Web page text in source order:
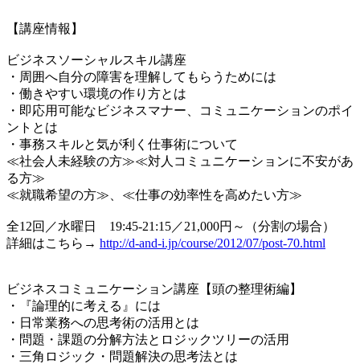
【講座情報】
ビジネスソーシャルスキル講座
・周囲へ自分の障害を理解してもらうためには
・働きやすい環境の作り方とは
・即応用可能なビジネスマナー、コミュニケーションのポイ
ントとは
・事務スキルと気が利く仕事術について
≪社会人未経験の方≫≪対人コミュニケーションに不安があ
る方≫
≪就職希望の方≫、≪仕事の効率性を高めたい方≫
全12回／水曜日 19:45-21:15／21,000円～（分割の場合）
詳細はこちら→ http://d-and-i.jp/course/2012/07/post-70.html
ビジネスコミュニケーション講座【頭の整理術編】
・『論理的に考える』には
・日常業務への思考術の活用とは
・問題・課題の分解方法とロジックツリーの活用
・三角ロジック・問題解決の思考法とは